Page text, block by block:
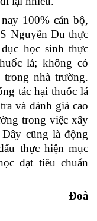
100% cán bộ,
Nguyễn Du thực
học sinh thực
lá; không có
nhà trường.
tác hại thuốc lá
vàđánh giá cao
ờngtrong việc xây
cũng là động
thực hiện mục
đạt tiêu chuẩn